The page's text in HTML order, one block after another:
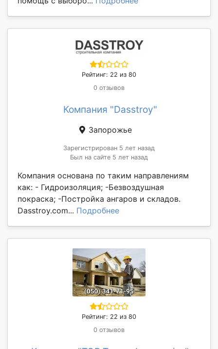
Рейтинг: 22 из 80
0 отзывов
Компания "Dasstroy"
Запорожье
Зарегистрирован 5 лет назад
Был на сайте 5 лет назад
Компания основана по таким направлениям
как: - Гидроизоляция; -Безвоздушная
покраска; -Постройка ангаров и складов.
Dasstroy.com... Подробнее
Рейтинг: 22 из 80
0 отзывов